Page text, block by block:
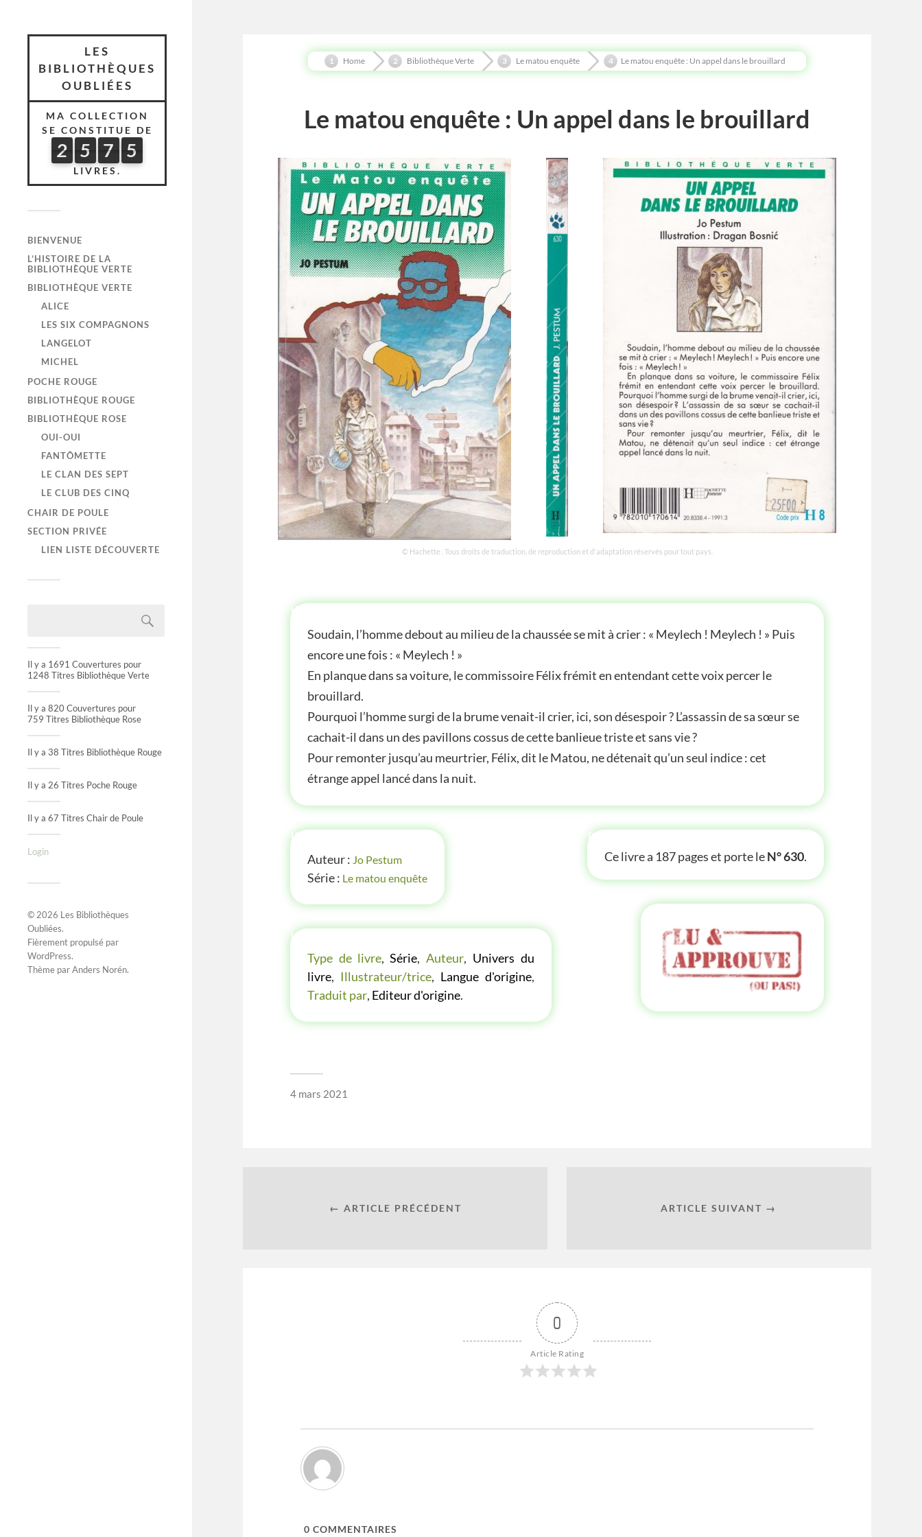
LES
BIBLIOTHÈQUES
OUBLIÉES
MA COLLECTION
SE CONSTITUE DE
2
6
2 5
0
5 7
9
7 5
5
LIVRES.
BIENVENUE
L’HISTOIRE DE LA
BIBLIOTHÈQUE VERTE
BIBLIOTHÈQUE VERTE
ALICE
LES SIX COMPAGNONS
LANGELOT
MICHEL
POCHE ROUGE
BIBLIOTHÈQUE ROUGE
BIBLIOTHÈQUE ROSE
OUI-OUI
FANTÔMETTE
LE CLAN DES SEPT
LE CLUB DES CINQ
CHAIR DE POULE
SECTION PRIVÉE
LIEN LISTE DÉCOUVERTE
Il y a 1691 Couvertures pour
1248 Titres Bibliothèque Verte
Il y a 820 Couvertures pour
759 Titres Bibliothèque Rose
Il y a 38 Titres Bibliothèque Rouge
Il y a 26 Titres Poche Rouge
Il y a 67 Titres Chair de Poule
Login
© 2026 Les Bibliothèques
Oubliées.
Fièrement propulsé par
WordPress.
Thème parAnders Norén.
Home Bibliothèque Verte Le matou enquête Le matou enquête : Un appel dans le brouillard
Le matou enquête : Un appel dans le brouillard
© Hachette . Tous droits de traduction, de reproduction et d'adaptation réservés pour tout pays.
HISTOIRE
Soudain, l’homme debout au milieu de la chaussée se mit à crier : « Meylech ! Meylech ! » Puis
encore une fois : « Meylech ! »
En planque dans sa voiture, le commissoire Félix frémit en entendant cette voix percer le
brouillard.
Pourquoi l’homme surgi de la brume venait-il crier, ici, son désespoir ? L’assassin de sa sœur se
cachait-il dans un des pavillons cossus de cette banlieue triste et sans vie ?
Pour remonter jusqu’au meurtrier, Félix, dit le Matou, ne détenait qu’un seul indice : cet
étrange appel lancé dans la nuit.
INFOS
Auteur : Jo Pestum
Série : Le matou enquête
P'TITE INFOS
Ce livre a 187 pages et porte leN° 630.
Type de livre,Série,Auteur, Univers du
livre, Illustrateur/trice, Langue d'origine,
Traduit par, Editeur d'origine.
4 mars 2021
← ARTICLE PRÉCÉDENT ARTICLE SUIVANT →
0
Article Rating
0 COMMENTAIRES